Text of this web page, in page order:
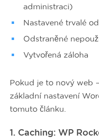
administraci)
Nastavené trvalé
Odstraněné
Vytvořená záloha
Pokud je to nový web
základní nastavení
tomuto článku.
1. Caching: WP